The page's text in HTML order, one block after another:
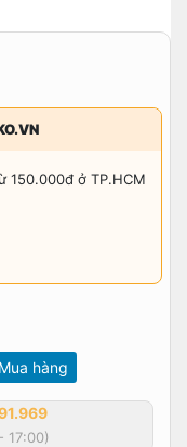
150.000đ ở TP.HCM
Mua hàng
17:00)